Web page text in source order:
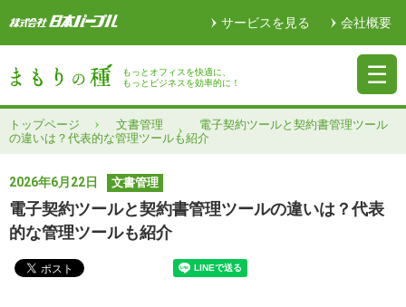
サービスを見る 会社概要
もっとオフィスを快適に、
もっとビジネスを効率的に！
トップページ 文書管理
電子契約ツールと契約書管理ツール
の違いは？代表的な管理ツールも紹介
2026年6月22日 文書管理
電子契約ツールと契約書管理ツールの違いは？代表
的な管理ツールも紹介